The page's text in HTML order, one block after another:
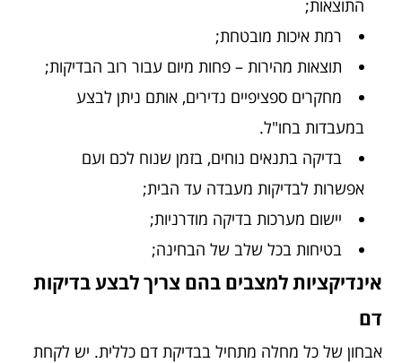
התוצאות;
רמת איכות מובטחת;
תוצאות מהירות – פחות מיום עבור רוב הבדיקות;
מחקרים ספציפיים נדירים, אותם ניתן לבצע
במעבדות בחו"ל.
בדיקה בתנאים נוחים, בזמן שנוח לכם ועם
אפשרות לבדיקות מעבדה עד הבית;
יישום מערכות בדיקה מודרניות;
בטיחות בכל שלב של הבחינה;
אינדיקציות למצבים בהם צריך לבצע בדיקות
דם
אבחון של כל מחלה מתחיל בבדיקת דם כללית. יש לקחת